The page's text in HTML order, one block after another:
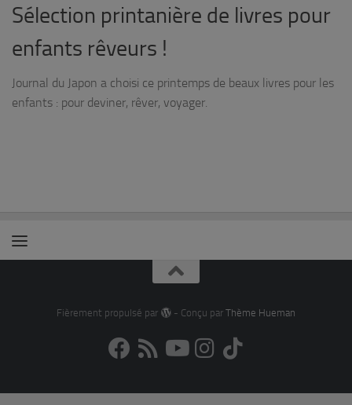
Sélection printanière de livres pour
enfants rêveurs !
Journal du Japon a choisi ce printemps de beaux livres pour les
enfants : pour deviner, rêver, voyager.
Fièrement propulsé par - Conçu par Thème Hueman